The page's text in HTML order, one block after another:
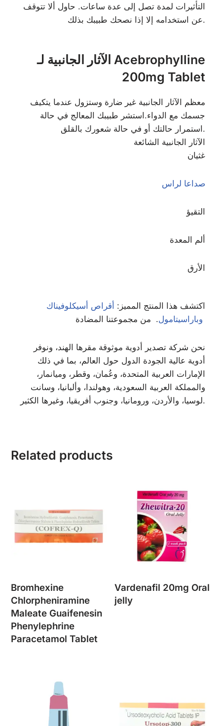
التأثيرات لمدة تصل إلى عدة ساعات. حاول ألا تتوقف
عن استخدامه إلا إذا نصحك طبيبك بذلك.
الآثار الجانبية لـ Acebrophylline
200mg Tablet
معظم الآثار الجانبية غير ضارة وستزول عندما يتكيف
جسمك مع الدواء.استشر طبيبك المعالج في حالة
استمرار حالتك أو في حالة شعورك بالقلق.
الآثار الجانبية الشائعة
غثيان
صداعا لراس
التقيؤ
ألم المعدة
الأرق
اكتشف هذا المنتج المميز:
أقراص أسيكلوفيناك
وباراسيتامول
نحن شركة تصدير أدوية موثوقة مقرها الهند، ونوفر
أدوية عالية الجودة الدول حول العالم، بما في ذلك
الإمارات العربية المتحدة، وعُمان، وقطر، وميانمار،
والمملكة العربية السعودية، وهولندا، وألبانيا، وسانت
لوسيا، والأردن، ورومانيا، وجنوب أفريقيا، وغيرها الكثير.
Related products
Bromhexine
Chlorpheniramine
Maleate Guaifenesin
Phenylephrine
Paracetamol Tablet
Vardenafil 20mg Oral
jelly